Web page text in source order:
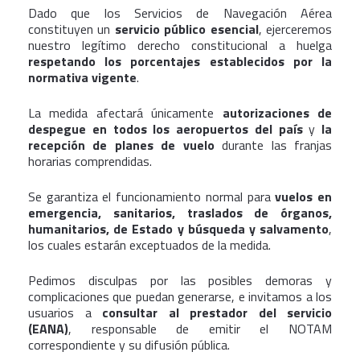
Dado que los Servicios de Navegación Aérea
constituyen un servicio público esencial, ejerceremos
nuestro legítimo derecho constitucional a huelga
respetando los porcentajes establecidos por la
normativa vigente.
La medida afectará únicamente autorizaciones de
despegue en todos los aeropuertos del paísy la
recepción de planes de vuelo durante las franjas
horarias comprendidas.
Se garantiza el funcionamiento normal paravuelos en
emergencia, sanitarios, traslados de órganos,
humanitarios, de Estado y búsqueda y salvamento,
los cuales estarán exceptuados de la medida.
Pedimos disculpas por las posibles demoras y
complicaciones que puedan generarse, e invitamos a los
usuarios a consultar al prestador del servicio
(EANA), responsable de emitir el NOTAM
correspondiente y su difusión pública.